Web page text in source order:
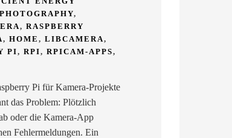
PHOTOGRAPHY,
, RASPBERRY
, HOME , LIBCAMERA,
PI, RPI, RPICAM-APPS,
Pi für Kamera-Projekte
das Problem: Plötzlich
oder die Kamera-App
Fehlermeldungen. Ein